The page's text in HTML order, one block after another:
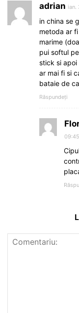
adrian ian.
in china se
metoda ar
marime
pui softul
stick si apoi
ar mai fi si
bataie de
Răspundeți
09:45